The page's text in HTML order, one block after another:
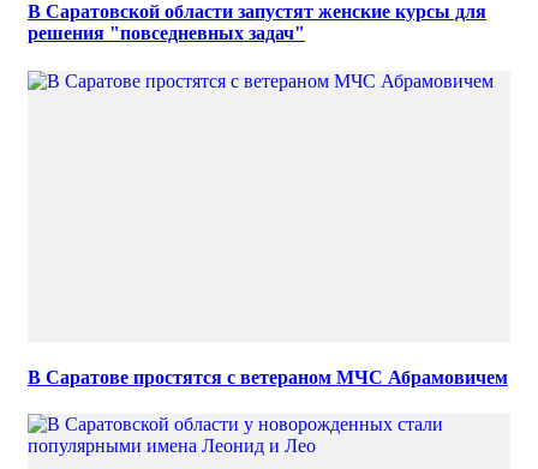
В Саратовской области запустят женские курсы для
решения "повседневных задач"
В Саратове простятся с ветераном МЧС Абрамовичем